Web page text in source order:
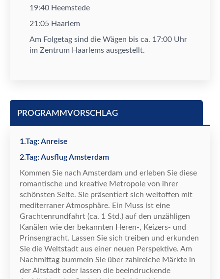
19:40 Heemstede
21 :05 Haarlem
Am Folgetag sind die Wägen bis ca. 17:00 Uhr
im Zentrum Haarlems ausgestellt.
PROGRAMMVORSCHLAG
1.Tag: Anreise
2.Tag: Ausflug Amsterdam
Kommen Sie nach Amsterdam und erleben Sie diese
romantische und kreative Metropole von ihrer
schönsten Seite. Sie präsentiert sich weltoffen mit
mediterraner Atmosphäre. Ein Muss ist eine
Grachtenrundfahrt (ca. 1 Std.) auf den unzähligen
Kanä len wie der bekannten Heren-, Keizers- und
Prinsengracht. Lassen Sie sich treiben und erkunden
Sie die Weltstadt aus einer neuen Perspektive. Am
Nachmittag bummeln Sie über zahlreiche Märkte in
der Altstadt oder lassen die beeindruckende